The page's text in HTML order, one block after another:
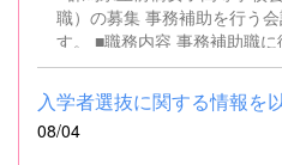
職）の募集 事務補助を行う会計年度任用職員を募集しま
す。 ■職務内容 事務補助職に従事していただきます。
SSH（スーパーサイエンス
ソコンでの文書・資料作成、
対応、書類の整理、その他事務補助
名 ■募集対象 以下の条件を満たしている方 基本的なパソコ
08/04